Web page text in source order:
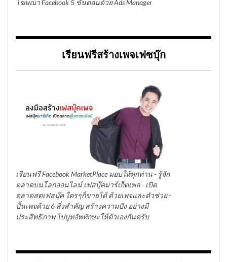
โฆษณา Facebook 5 ขั้นตอนด้วย Ads Manager
เรียนฟรีสร้างเพจเฟซบุ๊ก
เรียนฟรี Facebook MarketPlace มอบให้ทุกท่าน - รู้จัก
ตลาดบนโลกออนไลน์ เฟสบุ๊คมาร์เก็ตเพล - เปิด
ตลาดสดเฟสบุ๊ค ใครๆก็ขายได้ ด้วยเพจและตัวช่วย -
ปั้นเพจด้วย 6 สิ่งสำคัญ สร้างความปัง อย่างมี
ประสิทธิภาพ ไปบูทอัพทักษะให้ตัวเองกันครับ